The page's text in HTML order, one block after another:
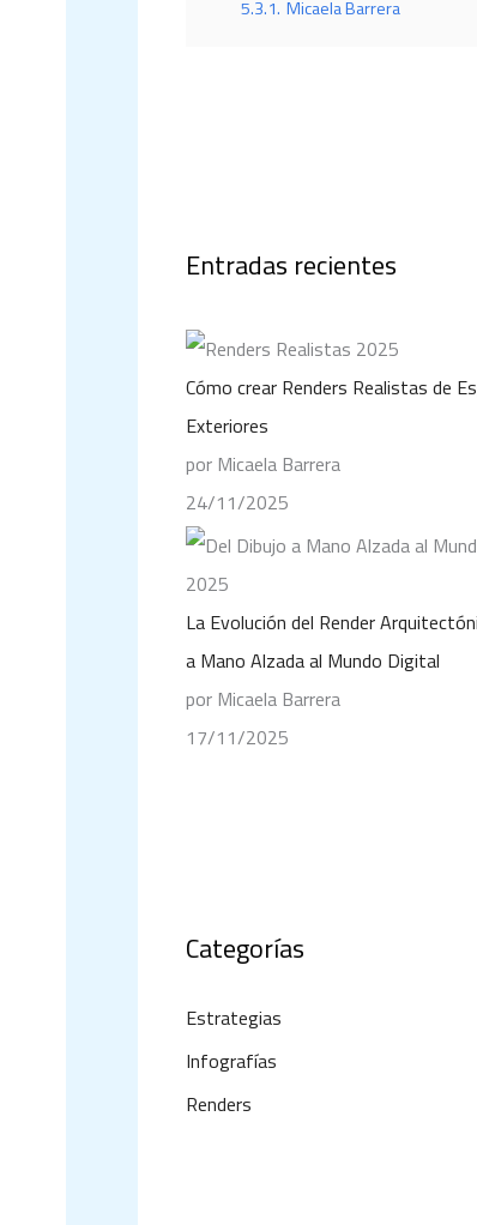
5.3.1. Micaela Barrera
Entradas recientes
Cómo crear Renders Realistas de
Exteriores
por Micaela Barrera
24/11/2025
La Evolución del Render
a Mano Alzada al Mundo Digital
por Micaela Barrera
17/11/2025
Categorías
Estrategias
Infografías
Renders